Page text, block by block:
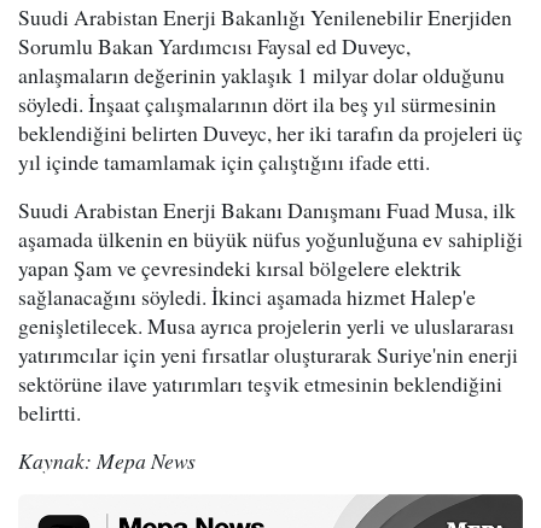
Suudi Arabistan Enerji Bakanlığı Yenilenebilir Enerjiden
Sorumlu Bakan Yardımcısı Faysal ed Duveyc,
anlaşmaların değerinin yaklaşık 1 milyar dolar olduğunu
söyledi. İnşaat çalışmalarının dört ila beş yıl sürmesinin
beklendiğini belirten Duveyc, her iki tarafın da projeleri üç
yıl içinde tamamlamak için çalıştığını ifade etti.
Suudi Arabistan Enerji Bakanı Danışmanı Fuad Musa, ilk
aşamada ülkenin en büyük nüfus yoğunluğuna ev sahipliği
yapan Şam ve çevresindeki kırsal bölgelere elektrik
sağlanacağını söyledi. İkinci aşamada hizmet Halep'e
genişletilecek. Musa ayrıca projelerin yerli ve uluslararası
yatırımcılar için yeni fırsatlar oluşturarak Suriye'nin enerji
sektörüne ilave yatırımları teşvik etmesinin beklendiğini
belirtti.
Kaynak: Mepa News